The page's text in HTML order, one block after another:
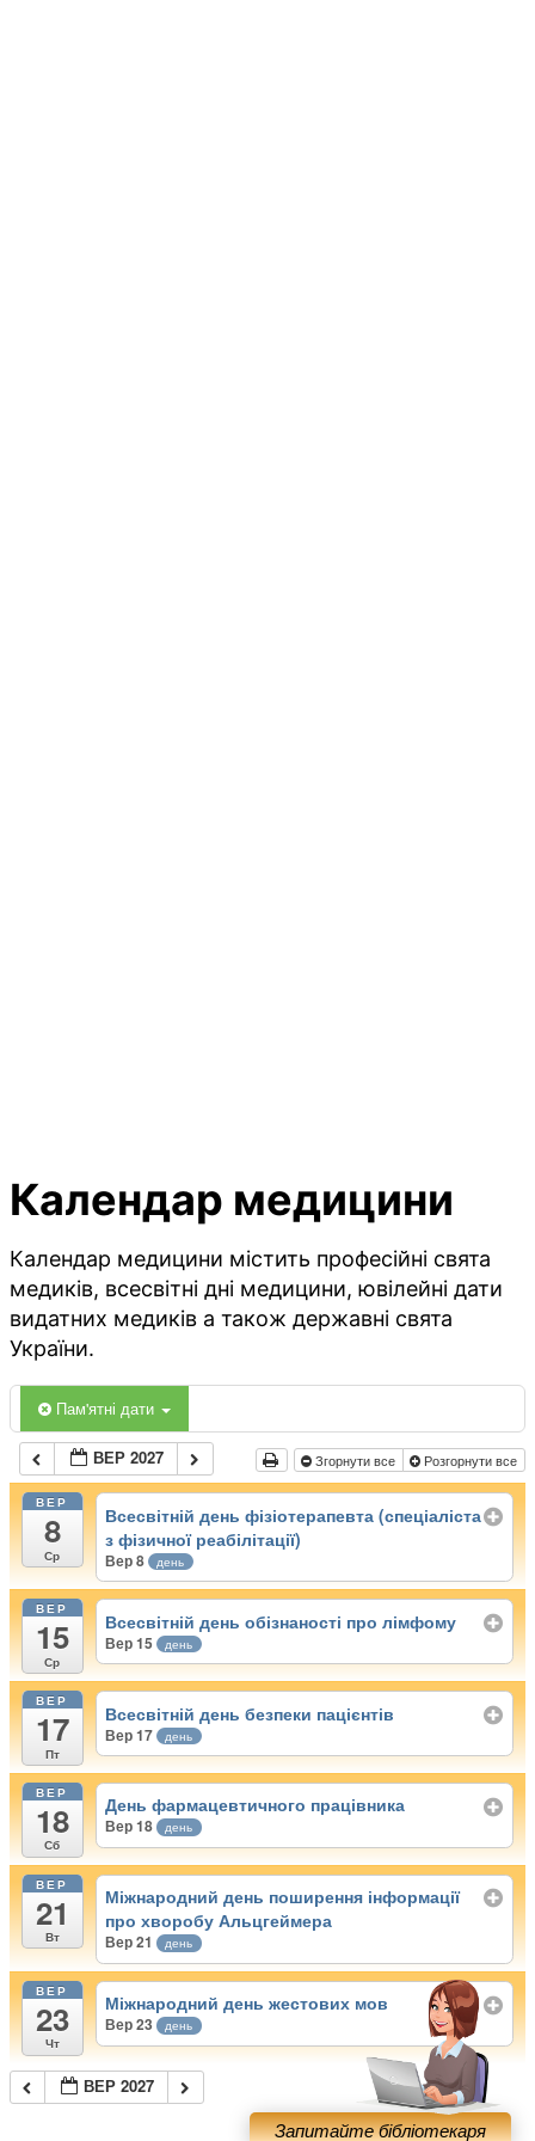
Календар медицини
Календар медицини містить професійні свята
медиків, всесвітні дні медицини, ювілейні дати
видатних медиків а також державні свята
України.
Пам'ятні дати
ВЕР 2027 Згорнути все Розгорнути все
ВЕР
8
Ср
Всесвітній день фізіотерапевта (спеціаліста
з фізичної реабілітації)
Вер 8 день
ВЕР
15
Ср
Всесвітній день обізнаності про лімфому
Вер 15 день
ВЕР
17
Пт
Всесвітній день безпеки пацієнтів
Вер 17 день
ВЕР
18
Сб
День фармацевтичного працівника
Вер 18 день
ВЕР
21
Вт
Міжнародний день поширення інформації
про хворобу Альцгеймера
Вер 21 день
ВЕР
23
Чт
Міжнародний день жестових мов
Вер 23 день
ВЕР 2027